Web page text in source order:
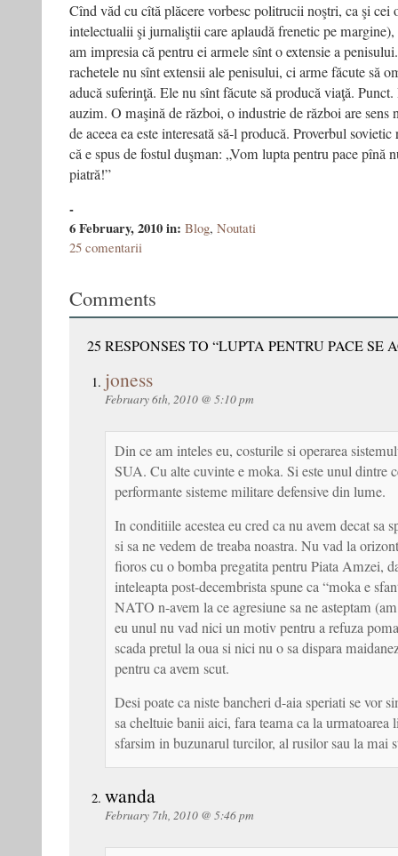
Cînd văd cu cîtă plăcere vorbesc politrucii noştri, ca şi cei
intelectualii şi jurnaliştii care aplaudă frenetic pe margine),
am impresia că pentru ei armele sînt o extensie a
rachetele nu sînt extensii ale penisului, ci arme făcute să
aducă suferinţă. Ele nu sînt făcute să producă viaţă.
auzim. O maşină de război, o industrie de război are sens
de aceea ea este interesată să-l producă. Proverbul
că e spus de fostul duşman: „Vom lupta pentru pace pînă
piatră!”
-
6 February, 2010in: Blog, Noutati
25 comentarii
Comments
25 RESPONSES TO “LUPTA PENTRU PACE SE
joness
February 6th, 2010 @ 5:10 pm
Din ce am inteles eu, costurile si operarea
SUA. Cu alte cuvinte e moka. Si este unul dintre
performante sisteme militare defensive din lume.
In conditiile acestea eu cred ca nu avem decat sa
si sa ne vedem de treaba noastra. Nu vad la
fioros cu o bomba pregatita pentru Piata Amzei,
inteleapta post-decembrista spune ca “moka e
NATO n-avem la ce agresiune sa ne asteptam
eu unul nu vad nici un motiv pentru a refuza
scada pretul la oua si nici nu o sa dispara
pentru ca avem scut.
Desi poate ca niste bancheri d-aia speriati se vor
sa cheltuie banii aici, fara teama ca la urmatoarea
sfarsim in buzunarul turcilor, al rusilor sau la mai
wanda
February 7th, 2010 @ 5:46 pm